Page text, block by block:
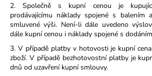
2. Společně s kupní cenou je
prodávajícímu náklady spojené s balením
smluvené výši. Není-li dále uvedeno
dále kupní cenou i náklady spojené s
3. V případě platby v hotovosti je kupní
zboží. V případě bezhotovostní platby je
dnů od uzavření kupní smlouvy.